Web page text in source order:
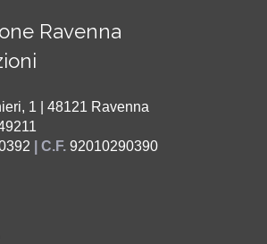
Ravenna
1 | 48121 Ravenna
| C.F. 92010290390